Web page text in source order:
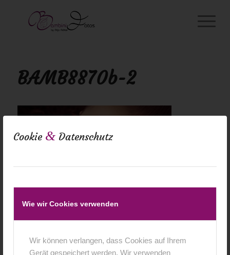
Cookie & Datenschutz
Wie wir Cookies verwenden
Wir können verlangen, dass Cookies auf Ihrem
Gerät gespeichert werden. Wir verwenden
BAMB8870b-2
16. Februar 2016 0 Kommentare von anja